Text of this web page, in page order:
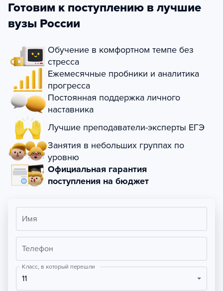
Готовим к поступлению в лучшие
вузы России
Обучение в комфортном темпе без
стресса
Ежемесячные пробники и аналитика
прогресса
Постоянная поддержка личного
наставника
Лучшие преподаватели-эксперты ЕГЭ
Занятия в небольших группах по
уровню
Официальная гарантия
поступления на бюджет
Имя
Телефон
Класс, в который перешли
11